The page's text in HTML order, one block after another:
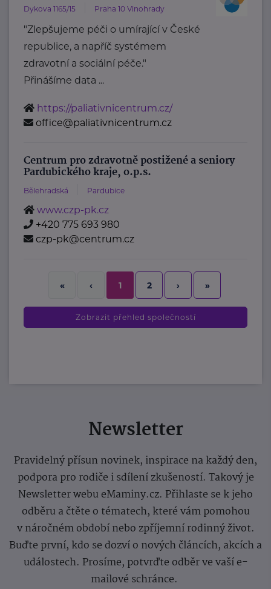
Dykova 1165/15 Praha 10 Vinohrady
"Zlepšujeme péči o umírající v České
republice, a napříč systémem
zdravotní a sociální péče."
Přinášíme data ...
https://paliativnicentrum.cz/
office@paliativnicentrum.cz
Centrum pro zdravotně postižené a seniory
Pardubického kraje, o.p.s.
Bělehradská Pardubice
www.czp-pk.cz
+420 775 693 980
czp-pk@centrum.cz
« ‹ 1 2 › »
Zobrazit přehled společností
Newsletter
Pravidelný přísun novinek, inspirace na každý den,
podpora pro rodiče i sdílení zkušeností. Takový je
Newsletter webu eMaminy.cz. Přihlaste se k jeho
odběru a čtěte o tématech, které vám pomohou
v náročném období nebo zpříjemní rodinný život.
Buďte první, kdo se dozví o nových článcích, akcích a
událostech. Prosíme, potvrďte odběr ve vaší e-
mailové schránce.